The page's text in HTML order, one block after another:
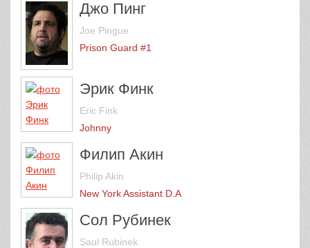
Джо Пинг
Joe Pingue
Prison Guard #1
Эрик Финк
Eric Fink
Johnny
Филип Акин
Philip Akin
New York Assistant D.A
Сол Рубинек
Saul Rubinek